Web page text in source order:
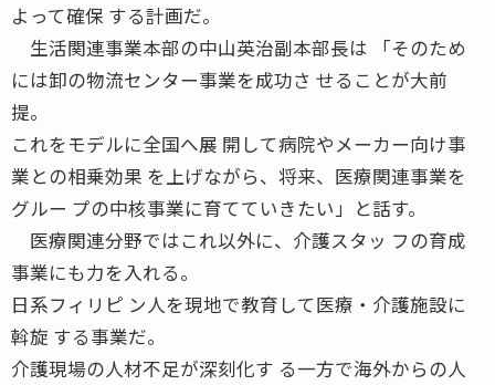
よって確保 する計画だ。
生活関連事業本部の中山英治副本部長は 「そのため
には卸の物流センター事業を成功さ せることが大前
提。
これをモデルに全国へ展 開して病院やメーカー向け事
業との相乗効果 を上げながら、将来、医療関連事業を
グルー プの中核事業に育てていきたい」と話す。
医療関連分野ではこれ以外に、介護スタッ フの育成
事業にも力を入れる。
日系フィリピ ン人を現地で教育して医療・介護施設に
斡旋 する事業だ。
介護現場の人材不足が深刻化す る一方で海外からの人